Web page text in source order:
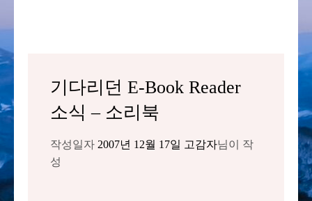
기다리던 E-Book Reader
소식 – 소리북
작성일자 2007년 12월 17일 고감자님이 작
성